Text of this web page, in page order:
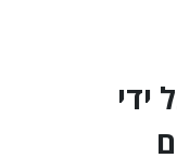
ידי